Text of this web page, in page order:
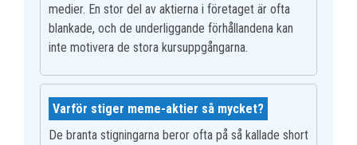
medier. En stor del av aktierna i företaget är ofta
blankade, och de underliggande förhållandena kan
inte motivera de stora kursuppgångarna.
Varför stiger meme-aktier så mycket?
De branta stigningarna beror ofta på så kallade short